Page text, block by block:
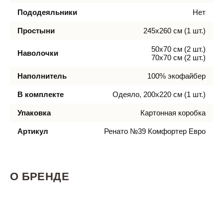
Пододеяльники Нет
Простыни 245х260 см (1 шт.)
Наволочки
50х70 см (2 шт.)
70х70 см (2 шт.)
Наполнитель 100% экофайбер
В комплекте Одеяло, 200х220 см (1 шт.)
Упаковка Картонная коробка
Артикул Ренато №39 Комфортер Евро
О БРЕНДЕ